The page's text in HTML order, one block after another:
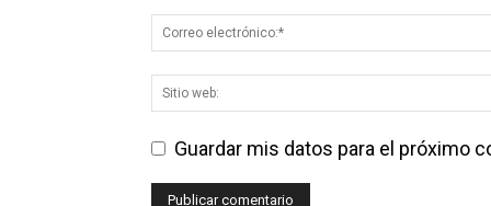
Guardar mis datos para el próximo